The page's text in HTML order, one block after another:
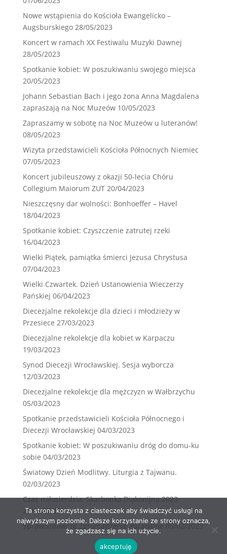
Nowe wstąpienia do Kościoła Ewangelicko –
Augsburskiego 28/05/2023
Koncert w ramach XX Festiwalu Muzyki Dawnej
28/05/2023
Spotkanie kobiet: W poszukiwaniu swojego miejsca
20/05/2023
Johann Sebastian Bach i jego żona Anna Magdalena
zapraszają na Noc Muzeów 10/05/2023
Zapraszamy w sobotę na Noc Muzeów u luteranów!
08/05/2023
Wizyta przedstawicieli Kościoła Północnych Niemiec
07/05/2023
Koncert jubileuszowy z okazji 50-lecia Chóru
Collegium Maiorum ZUT 20/04/2023
Nieszczęsny dar wolności: Bonhoeffer – Havel
18/04/2023
Spotkanie kobiet: Czyszczenie zatrutej rzeki
16/04/2023
Wielki Piątek, pamiątka śmierci Jezusa Chrystusa
07/04/2023
Wielki Czwartek. Dzień Ustanowienia Wieczerzy
Pańskiej 06/04/2023
Diecezjalne rekolekcje dla dzieci i młodzieży w
Przesiece 27/03/2023
Diecezjalne rekolekcje dla kobiet w Karpaczu
19/03/2023
Synod Diecezji Wrocławskiej. Sesja wyborcza
12/03/2023
Diecezjalne rekolekcje dla mężczyzn w Wałbrzychu
05/03/2023
Spotkanie przedstawicieli Kościoła Północnego i
Diecezji Wrocławskiej 04/03/2023
Spotkanie kobiet: W poszukiwaniu dróg do domu-ku
sobie 04/03/2023
Światowy Dzień Modlitwy. Liturgia z Tajwanu.
02/03/2023
Czas miłosierdzia. Skarbonka Diakonijna 2023
26/02/2023
Sprawozdawcze Zgromadzenie Parafialne 05/02/2023
Ta strona korzysta z ciasteczek aby świadczyć usługi na
najwyższym poziomie. Dalsze korzystanie ze strony oznacza,
że zgadzasz się na ich użycie.
akceptuję